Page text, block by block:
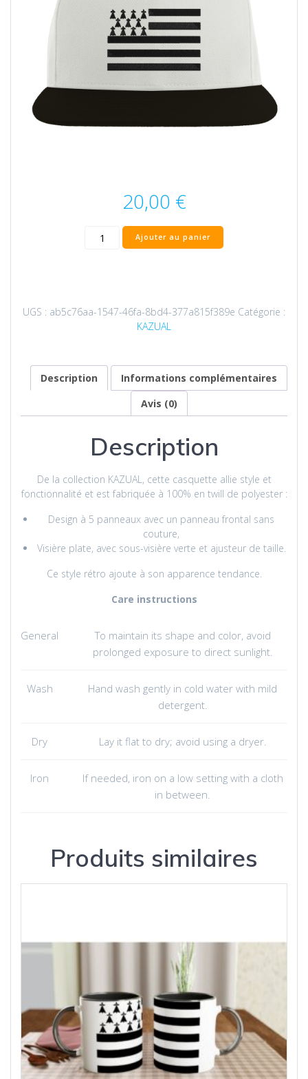
20,00 €
quantité
visière
plate
Keriz
Gwenn
du
Ajouter au panier
UGS : ab5c76aa-1547-46fa-8bd4-377a815f389e Catégorie :
KAZUAL
Description
Informations complémentaires
Avis (0)
Description
De la collection KAZUAL, cette casquette allie style et
fonctionnalité et est fabriquée à 100% en twill de polyester :
Design à 5 panneaux avec un panneau frontal sans
couture,
Visière plate, avec sous-visière verte et ajusteur de taille.
Ce style rétro ajoute à son apparence tendance.
Care instructions
General
To maintain its shape and color, avoid
prolonged exposure to direct sunlight.
Wash
Hand wash gently in cold water with mild
detergent.
Dry Lay it flat to dry; avoid using a dryer.
Iron
If needed, iron on a low setting with a cloth
in between.
Produits similaires